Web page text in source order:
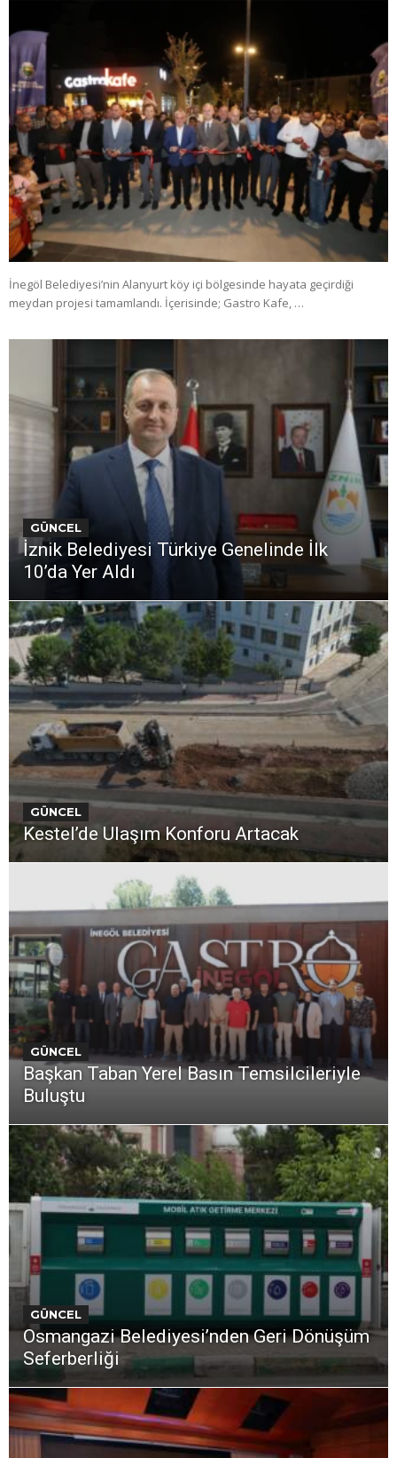
İnegöl Belediyesi’nin Alanyurt köy içi bölgesinde hayata geçirdiği
meydan projesi tamamlandı. İçerisinde; Gastro Kafe, …
GÜNCEL
İznik Belediyesi Türkiye Genelinde İlk
10’da Yer Aldı
GÜNCEL
Kestel’de Ulaşım Konforu Artacak
GÜNCEL
Başkan Taban Yerel Basın Temsilcileriyle
Buluştu
GÜNCEL
Osmangazi Belediyesi’nden Geri Dönüşüm
Seferberliği